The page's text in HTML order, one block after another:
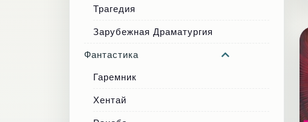
Трагедия
Зарубежная Драматургия
Фантастика
Гаремник
Хентай